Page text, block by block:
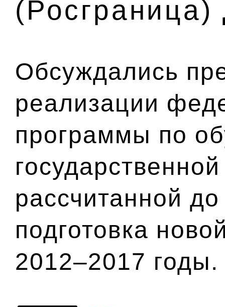
Обсуждались
реализации
программы по
рассчитанной
подготовка
2012–2017 годы.